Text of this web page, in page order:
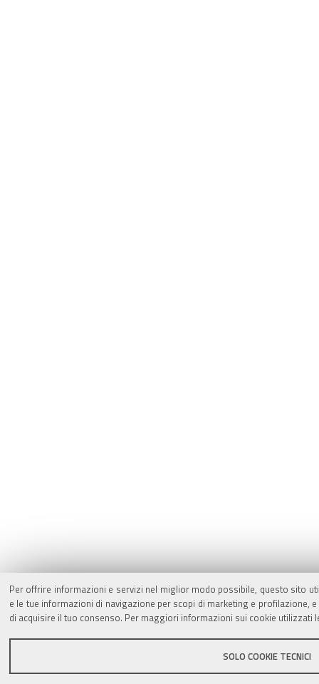
Per offrire informazioni e servizi nel miglior modo possibile, questo sito
e le tue informazioni di navigazione per scopi di marketing e
di acquisire il tuo consenso. Per maggiori informazioni sui cookie utilizzati
SOLO COOKIE TECNICI